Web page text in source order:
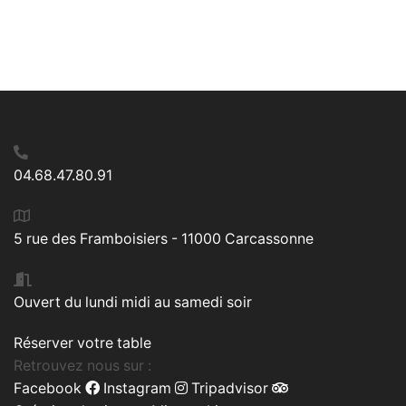
04.68.47.80.91
5 rue des Framboisiers - 11000 Carcassonne
Ouvert du lundi midi au samedi soir
Réserver votre table
Retrouvez nous sur :
Facebook
Instagram
Tripadvisor